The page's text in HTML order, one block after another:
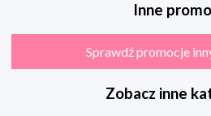
Inne
Sprawdź promocje
Zobacz inne